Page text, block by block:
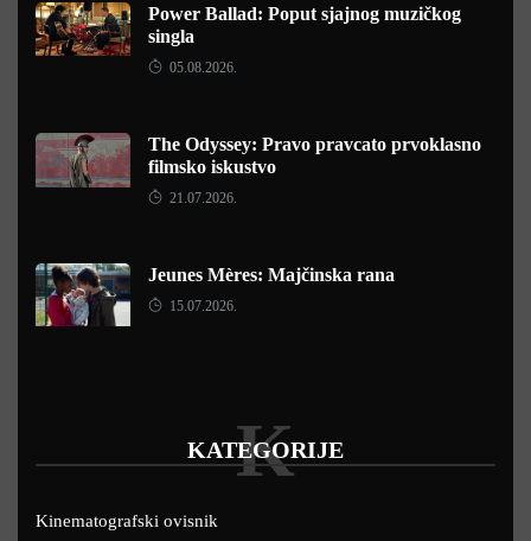
Power Ballad: Poput sjajnog muzičkog
singla
05.08.2026.
The Odyssey: Pravo pravcato prvoklasno
filmsko iskustvo
21.07.2026.
Jeunes Mères: Majčinska rana
15.07.2026.
KATEGORIJE
K
Kinematografski ovisnik